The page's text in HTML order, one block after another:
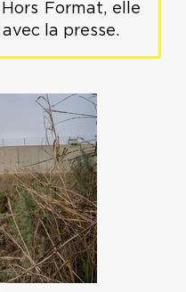
Format, elle
la presse.